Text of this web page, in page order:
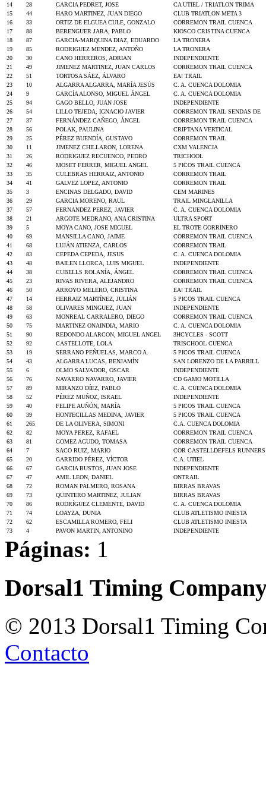
14
28 GARCIA PEDRET, JOSE
CA UTIEL / TRIATLON TRIMA
15
44 HARO MARTINEZ, JUAN DIEGO
CLUB TRIATLON META 3
16
33 ORTIZ DE ELGUEA CULE, GONZALO
CORREMON TRAIL CUENCA
17
88 BERENGUER JARA, PABLO
KIOSCO CRISTINA CUENCA
18
87 GARCIA-MARQUINA DIAZ, EDUARDO
LA TRONERA
19
85 RODRIGUEZ MENDEZ, ANTOÑO
LA TRONERA
20
30 CANO HERREROS, ADRIAN
INDEPENDIENTE
21
49 JIMENEZ MARTINEZ, JUAN CARLOS
CORREMON TRAIL CUENCA
22
51 TORTOSA SÁEZ, ÁLVARO
EA! TRAIL
23
10 ALGARRA ALGARRA, MARÍA JESÚS
C. A. CUENCA DOLOMIA
24
9 GARCÍA ALONSO, MIGUEL ÁNGEL
C. A. CUENCA DOLOMIA
25
94 GAGO BELLO, JUAN JOSE
INDEPENDIENTE
26
54 LILLO TEJEDA, IGNACIO JAVIER
CORREMON TRAIL SENDAS DE
27
37 FERNÁNDEZ CAÑEGO, ÁNGEL
CORREMON TRAIL CUENCA
28
56 POLAK, PAULINA
CRIPTANA VERTICAL
29
25 PÉREZ BUENDÍA, GUSTAVO
CORREMON TRAIL
30
11 JIMENEZ CHILLARON, LORENA
CXM VALENCIA
31
26 RODRIGUEZ RECUENCO, PEDRO
TRICHOOL
32
46 MOSET FERRER, MIGUEL ANGEL
5 PICOS TRAIL CUENCA
33
35 CULEBRAS HERRAIZ, ANTONIO
CORREMON TRAIL
34
41 GALVEZ LOPEZ, ANTONIO
CORREMON TRAIL
35
3 ENCINAS DELGADO, DAVID
CEM MARINES
36
29 GARCIA MORENO, RAUL
TRAIL MINGLANILLA
37
57 FERNANDEZ PEREZ, JAVIER
C. A. CUENCA DOLOMIA
38
21 ARGOTE MEDRANO, ANA CRISTINA
ULTRA SPORT
39
5 MOYA CANO, JOSE MIGUEL
EL TROTE GORRINERO
40
69 MANSILLA CANO, JAIME
CORREMON TRAIL CUENCA
41
68 LUJÁN ATIENZA, CARLOS
CORREMON TRAIL
42
83 CEPEDA CEPEDA, JESUS
C. A. CUENCA DOLOMIA
43
48 BAILEN LLORCA, LUIS MIGUEL
INDEPENDIENTE
44
38 CUBELLS ROLANÍA, ÁNGEL
CORREMON TRAIL CUENCA
45
23 RIVAS RIVERA, ALEJANDRO
CORREMON TRAIL CUENCA
46
50 ARROYO MELERO, CRISTINA
EA! TRAIL
47
14 HERRAIZ MARTÍNEZ, JULIÁN
5 PICOS TRAIL CUENCA
48
58 OLIVARES MINGUEZ, JUAN
INDEPENDIENTE
49
63 MONREAL CARRALERO, DIEGO
CORREMON TRAIL CUENCA
50
75 MARTINEZ ONAINDIA, MARIO
C. A. CUENCA DOLOMIA
51
90 REDONDO ALARCON, MIGUEL ANGEL
3HCYCLES - SCOTT
52
92 CASTELLOTE, LOLA
TRISCHOOL CUENCA
53
19 SERRANO PEÑUELAS, MARCO A.
5 PICOS TRAIL CUENCA
54
43 ALGARRA LUCAS, BENJAMÍN
SAN LORENZO DE LA PARRILL
55
6 OLMO SALVADOR, OSCAR
INDEPENDIENTE
56
76 NAVARRO NAVARRO, JAVIER
CD GAMO MOTILLA
57
89 MIRANZO DÍEZ, PABLO
C. A. CUENCA DOLOMIA
58
52 PÉREZ MUÑOZ, ISRAEL
INDEPENDIENTE
59
40 FELIPE AUÑÓN, MARÍA
5 PICOS TRAIL CUENCA
60
39 HONTECILLAS MEDINA, JAVIER
5 PICOS TRAIL CUENCA
61
265 DE LA OLIVERA, SIMONI
C.A. CUENCA DOLOMIA
62
82 MOYA PEREZ, RAFAEL
CORREMON TRAIL CUENCA
63
81 GOMEZ AGUDO, TOMASA
CORREMON TRAIL CUENCA
64
7 SACO RUIZ, MARIO
COR CASTELLDEFELS RUNNERS
65
20 GARRIDO PÉREZ, VÍCTOR
C.A. UTIEL
66
67 GARCIA BUSTOS, JUAN JOSE
INDEPENDIENTE
67
47 AMIL LEON, DANIEL
ONTRAIL
68
72 ROMAN PALMERO, ROSANA
BIRRAS BRAVAS
69
73 QUINTERO MARTINEZ, JULIAN
BIRRAS BRAVAS
70
86 RODRÍGUEZ CLEMENTE, DAVID
C. A. CUENCA DOLOMIA
71
74 LOAYZA, DUNIA
CLUB ATLETISMO INIESTA
72
62 ESCAMILLA ROMERO, FELI
CLUB ATLETISMO INIESTA
73
4 PAVON MARTIN, ANTONINO INDEPENDIENTE
Páginas: 1
Dorsal1 Timing
© 2013 Dorsal1 Timing
Contacto